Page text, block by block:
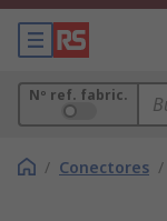
Nº ref. fabric.
/ Conectores /